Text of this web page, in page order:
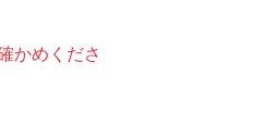
かめくださ